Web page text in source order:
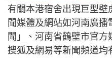
有關本港宿舍出現巨型
聞媒體及網站如河南廣
聞」、河南省鶴壁市官方
搜狐及網易等新聞頻道均